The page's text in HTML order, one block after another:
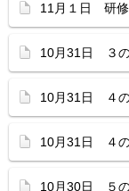
11月１日 研修
10月31日 ３
10月31日 ４
10月31日 ４
10月30日 ５